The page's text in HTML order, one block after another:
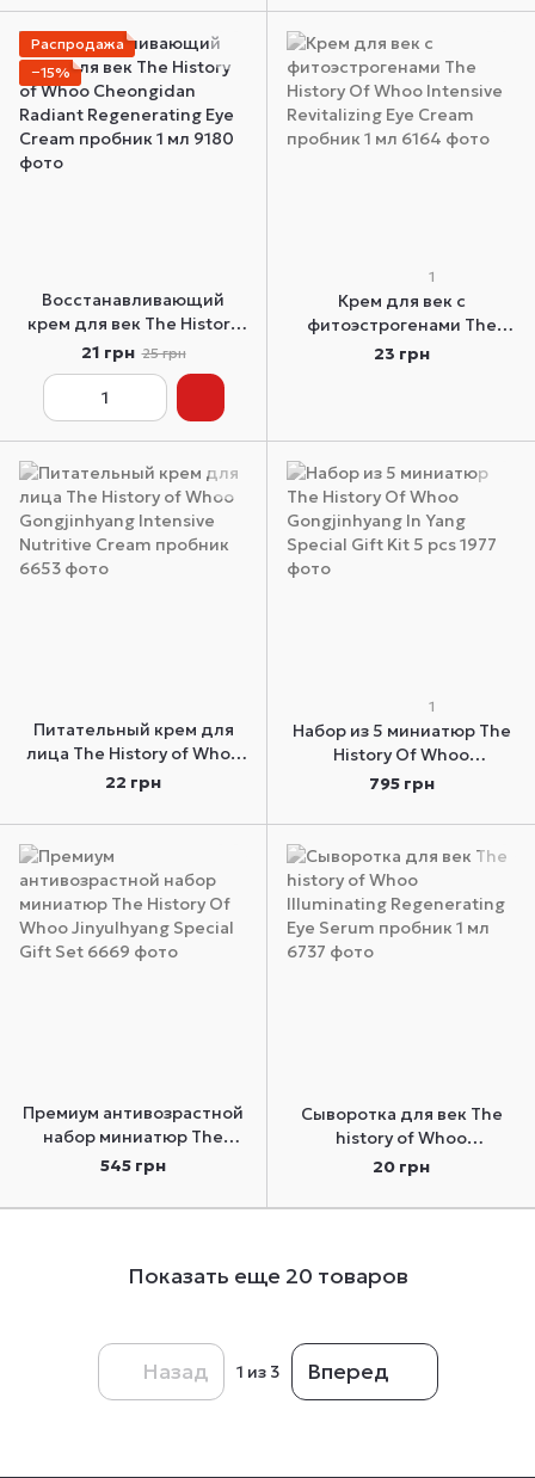
Распродажа
−15%
Восстанавливающий
крем для век The History
of Whoo Cheongidan
Radiant Regenerating Eye
Cream пробник 1 мл
21 грн 25 грн
1
Крем для век с
фитоэстрогенами The
History Of Whoo Intensive
23 грн
Питательный крем для
лица The History of Whoo
Gongjinhyang Intensive
22 грн
1
Набор из 5 миниатюр The
History Of Whoo
Gongjinhyang In Yang
795 грн
Премиум антивозрастной
набор миниатюр The
History Of Whoo
Set
545 грн
Сыворотка для век The
history of Whoo
Illuminating Regenerating
20 грн
Показать еще 20 товаров
Назад 1 из 3 Вперед